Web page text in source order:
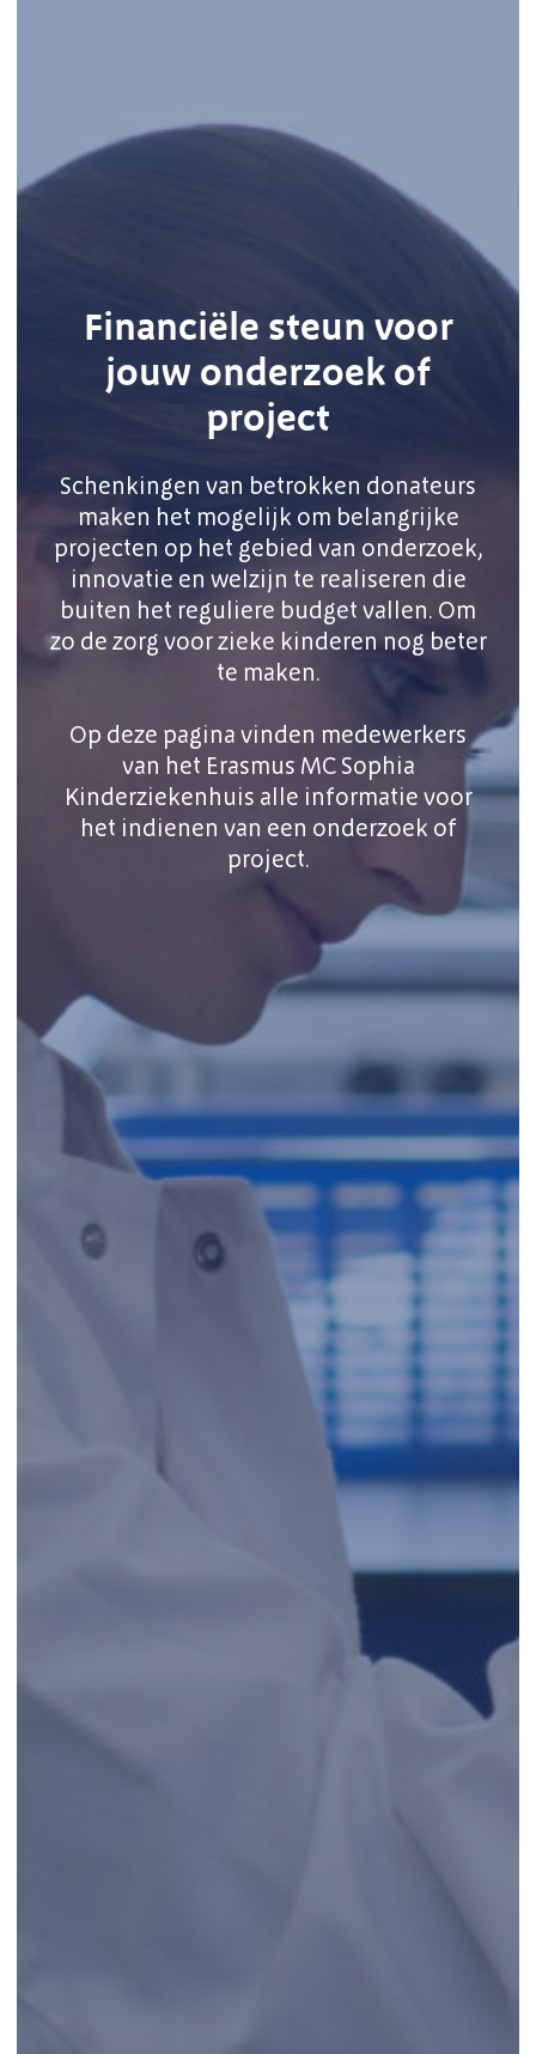
Financiële steun voor
jouw onderzoek of
project
Schenkingen van betrokken donateurs
maken het mogelijk om belangrijke
projecten op het gebied van onderzoek,
innovatie en welzijn te realiseren die
buiten het reguliere budget vallen. Om
zo de zorg voor zieke kinderen nog beter
te maken.
Op deze pagina vinden medewerkers
van het Erasmus MC Sophia
Kinderziekenhuis alle informatie voor
het indienen van een onderzoek of
project.